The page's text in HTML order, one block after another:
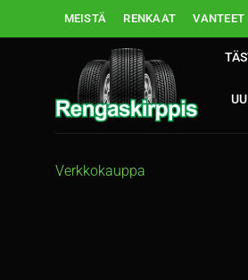
MEISTÄ RENKAAT VANTEET
Verkkokauppa